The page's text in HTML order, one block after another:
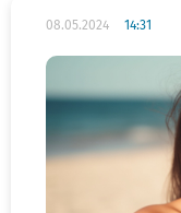
08.05.2024 14:31